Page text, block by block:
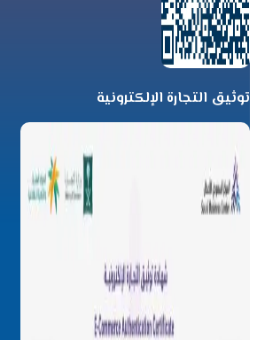
توثيق التجارة الإلكترونية